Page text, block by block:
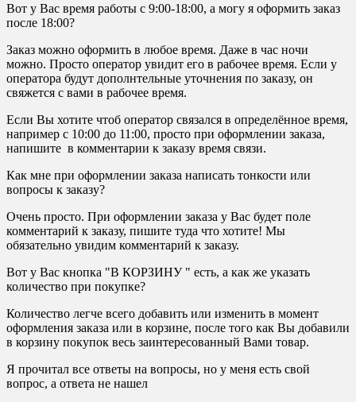
Вот у Вас время работы с 9:00-18:00, а могу я оформить заказ
после 18:00?
Заказ можно оформить в любое время. Даже в час ночи
можно. Просто оператор увидит его в рабочее время. Если у
оператора будут дополнтельные уточнения по заказу, он
свяжется с вами в рабочее время.
Если Вы хотите чтоб оператор связался в определённое время,
например с 10:00 до 11:00, просто при оформлении заказа,
напишите в комментарии к заказу время связи.
Как мне при оформлении заказа написать тонкости или
вопросы к заказу?
Очень просто. При оформлении заказа у Вас будет поле
комментарий к заказу, пишите туда что хотите! Мы
обязательно увидим комментарий к заказу.
Вот у Вас кнопка "В КОРЗИНУ " есть, а как же указать
количество при покупке?
Количество легче всего добавить или изменить в момент
оформления заказа или в корзине, после того как Вы добавили
в корзину покупок весь заинтересованный Вами товар.
Я прочитал все ответы на вопросы, но у меня есть свой
вопрос, а ответа не нашел